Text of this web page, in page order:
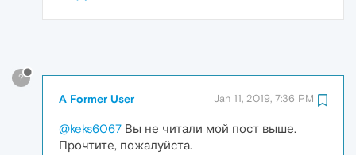
?
A Former User Jan 11, 2019, 7:36 PM
@keks6067 Вы не читали мой пост выше.
Прочтите, пожалуйста.